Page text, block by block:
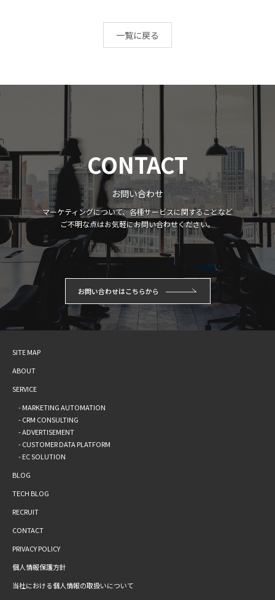
一覧に戻る
CONTACT
お問い合わせ
マーケティングについて、各種サービスに関することなど
ご不明な点はお気軽にお問い合わせください。
お問い合わせはこちらから
SITE MAP
ABOUT
SERVICE
- MARKETING AUTOMATION
- CRM CONSULTING
- ADVERTISEMENT
- CUSTOMER DATA PLATFORM
- EC SOLUTION
BLOG
TECH BLOG
RECRUIT
CONTACT
PRIVACY POLICY
個人情報保護方針
当社における個人情報の取扱いについて